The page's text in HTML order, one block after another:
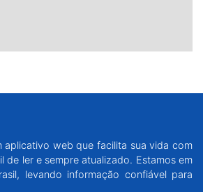
aplicativo web que facilita sua vida com
de ler e sempre atualizado. Estamos em
levando informação confiável para